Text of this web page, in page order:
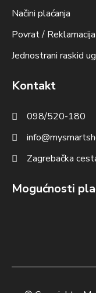
Načini plaćanja
Povrat / Reklamacija
Jednostrani raskid
Kontakt
098/520-180
Zagrebačka
Mogućnosti